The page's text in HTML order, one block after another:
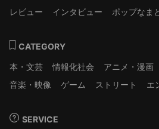
レビュー
インタビュー ポップなま
CATEGORY
本・文芸
情報化社会 アニメ・漫画
音楽・映像
ゲーム ストリート エ
SERVICE